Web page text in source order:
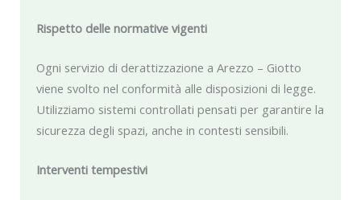
Rispetto delle normative vigenti
Ogni servizio di derattizzazione a Arezzo – Giotto
viene svolto nel conformità alle disposizioni di legge.
Utilizziamo sistemi controllati pensati per garantire la
sicurezza degli spazi, anche in contesti sensibili.
Interventi tempestivi